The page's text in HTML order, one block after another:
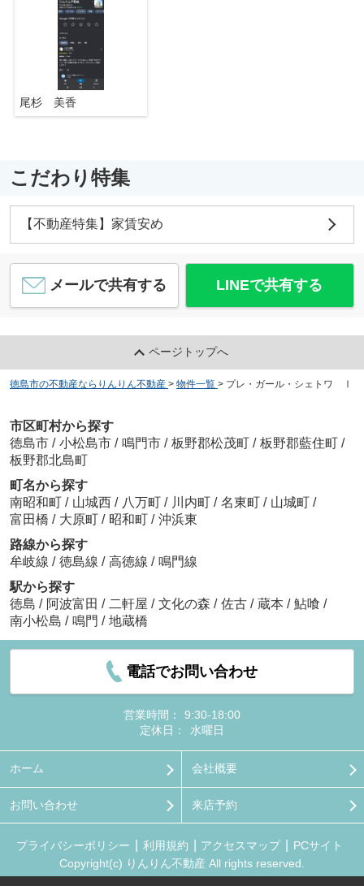
尾杉 美香
こだわり特集
【不動産特集】家賃安め
メールで共有する LINEで共有する
ページトップへ
徳島市の不動産ならりんりん不動産 > 物件一覧 > プレ・ガール・シェトワ Ⅰ
市区町村から探す
徳島市 / 小松島市 / 鳴門市 / 板野郡松茂町 / 板野郡藍住町 /
板野郡北島町
町名から探す
南昭和町 / 山城西 / 八万町 / 川内町 / 名東町 / 山城町 /
富田橋 / 大原町 / 昭和町 / 沖浜東
路線から探す
牟岐線 / 徳島線 / 高徳線 / 鳴門線
駅から探す
徳島 / 阿波富田 / 二軒屋 / 文化の森 / 佐古 / 蔵本 / 鮎喰 /
南小松島 / 鳴門 / 地蔵橋
電話でお問い合わせ
営業時間：
9:30-18:00
定休日：
水曜日
ホーム 会社概要
お問い合わせ 来店予約
プライバシーポリシー 利用規約 アクセスマップ
PCサイト
Copyright(c) りんりん不動産 All rights reserved.